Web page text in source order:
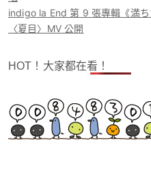
indigo la End 第 9 張專輯《満
〈夏目〉MV 公開
HOT！大家都在看！